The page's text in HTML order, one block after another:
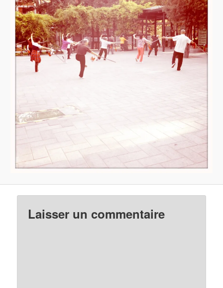
Laisser un commentaire